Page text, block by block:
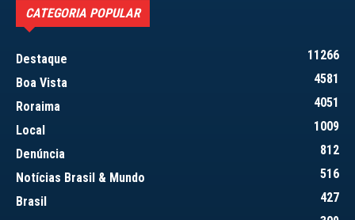
CATEGORIA POPULAR
Destaque
11266
Boa Vista
4581
Roraima
4051
Local
1009
Denúncia
812
Notícias Brasil & Mundo
516
Brasil
427